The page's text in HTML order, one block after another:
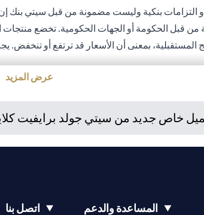
التزامات بنكية وليست مضمونة من قبل سيتي بنك
من قبل الحكومة أو الجهات الحكومية. تخضع منتجات
المستقبلية، بمعنى أن الأسعار قد ترتفع أو
الاستثمار والخزينة لشروط وأحكام منتجات
القوانين واللوائح المعمول بها عند دخولها حيز
بنك الإمارات مراقبة مستمرة لممتلكات العملاء
عرض المزيد
خاص جديد من سيتي جولد برايفيت
المساعدة والدعم اتصل بنا